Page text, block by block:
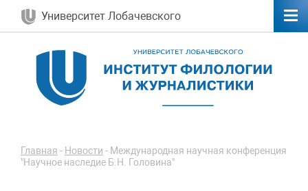
Университет Лобачевского
Главная - Новости - Международная научная конференция
"Научное наследие Б.Н. Головина"